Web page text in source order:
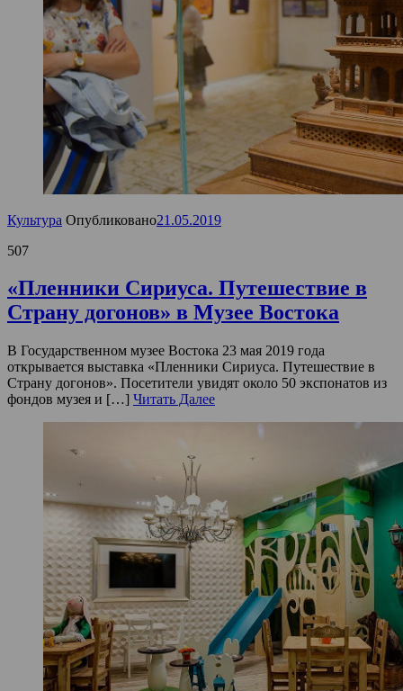
Культура Опубликовано21.05.2019
507
«Пленники Сириуса. Путешествие в
Страну догонов» в Музее Востока
В Государственном музее Востока 23 мая 2019 года
открывается выставка «Пленники Сириуса. Путешествие в
Страну догонов». Посетители увидят около 50 экспонатов из
фондов музея и […] Читать Далее